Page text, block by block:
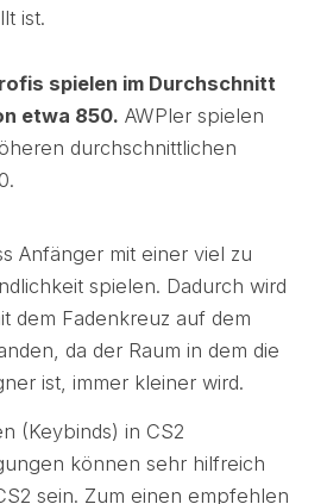
ist.
spielen im Durchschnitt
etwa 850. AWPler spielen
durchschnittlichen
Anfänger mit einer viel zu
spielen. Dadurch wird
dem Fadenkreuz auf dem
da der Raum in dem die
ist, immer kleiner wird.
(Keybinds) in CS2
können sehr hilfreich
sein. Zum einen empfehlen